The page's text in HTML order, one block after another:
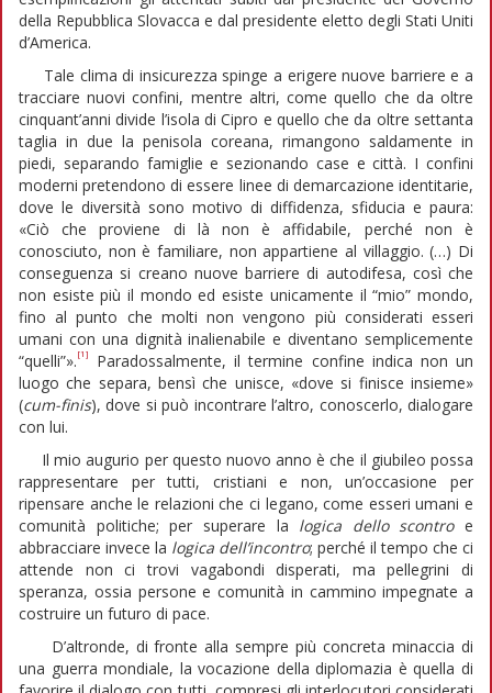
della Repubblica Slovacca e dal presidente eletto degli Stati Uniti
d’America.
Tale clima di insicurezza spinge a erigere nuove barriere e a
tracciare nuovi confini, mentre altri, come quello che da oltre
cinquant’anni divide l’isola di Cipro e quello che da oltre settanta
taglia in due la penisola coreana, rimangono saldamente in
piedi, separando famiglie e sezionando case e città. I confini
moderni pretendono di essere linee di demarcazione identitarie,
dove le diversità sono motivo di diffidenza, sfiducia e paura:
«Ciò che proviene di là non è affidabile, perché non è
conosciuto, non è familiare, non appartiene al villaggio. (…) Di
conseguenza si creano nuove barriere di autodifesa, così che
non esiste più il mondo ed esiste unicamente il “mio” mondo,
fino al punto che molti non vengono più considerati esseri
umani con una dignità inalienabile e diventano semplicemente
“quelli”». [1]
Paradossalmente, il termine confine indica non un
luogo che separa, bensì che unisce, «dove si finisce insieme»
(cum-finis), dove si può incontrare l’altro, conoscerlo, dialogare
con lui.
Il mio augurio per questo nuovo anno è che il giubileo possa
rappresentare per tutti, cristiani e non, un’occasione per
ripensare anche le relazioni che ci legano, come esseri umani e
comunità politiche; per superare la logica dello scontro e
abbracciare invece la logica dell’incontro; perché il tempo che ci
attende non ci trovi vagabondi disperati, ma pellegrini di
speranza, ossia persone e comunità in cammino impegnate a
costruire un futuro di pace.
D’altronde, di fronte alla sempre più concreta minaccia di
una guerra mondiale, la vocazione della diplomazia è quella di